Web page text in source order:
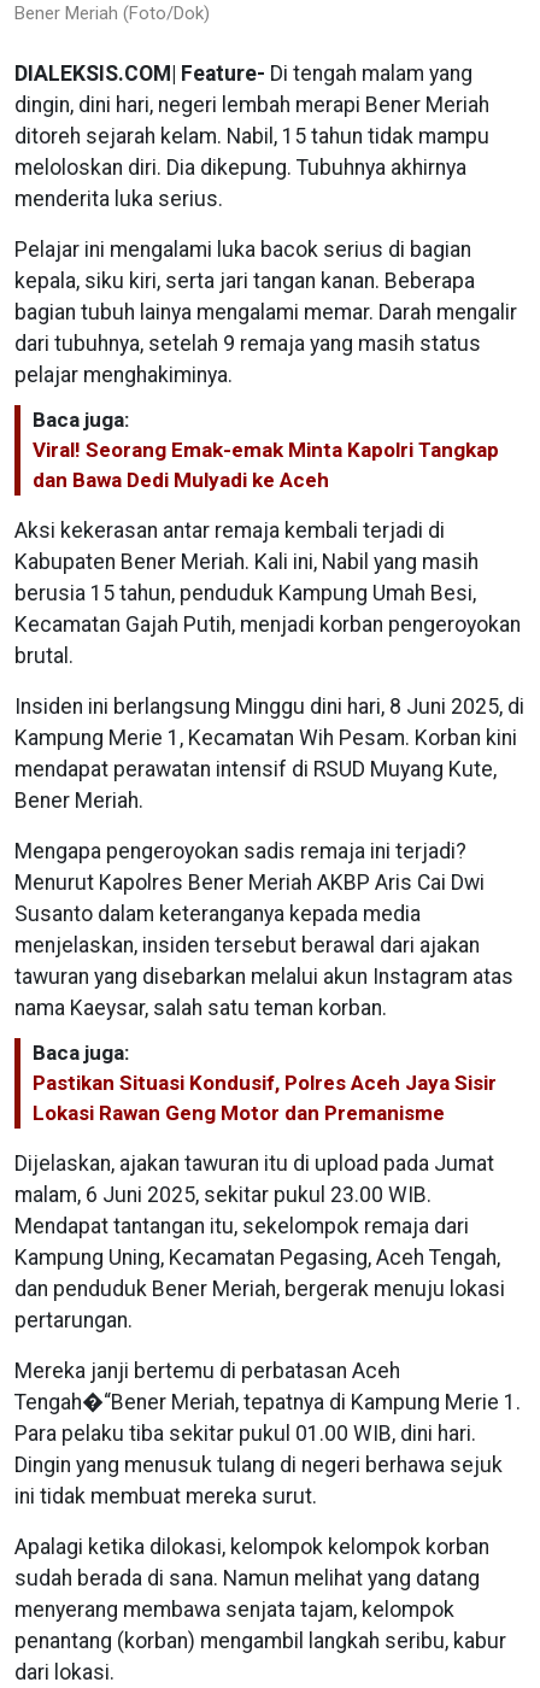
Bener Meriah (Foto/Dok)
DIALEKSIS.COM| Feature- Di tengah malam yang
dingin, dini hari, negeri lembah merapi Bener Meriah
ditoreh sejarah kelam. Nabil, 15 tahun tidak mampu
meloloskan diri. Dia dikepung. Tubuhnya akhirnya
menderita luka serius.
Pelajar ini mengalami luka bacok serius di bagian
kepala, siku kiri, serta jari tangan kanan. Beberapa
bagian tubuh lainya mengalami memar. Darah mengalir
dari tubuhnya, setelah 9 remaja yang masih status
pelajar menghakiminya.
Baca juga:
Viral! Seorang Emak-emak Minta Kapolri Tangkap
dan Bawa Dedi Mulyadi ke Aceh
Aksi kekerasan antar remaja kembali terjadi di
Kabupaten Bener Meriah. Kali ini, Nabil yang masih
berusia 15 tahun, penduduk Kampung Umah Besi,
Kecamatan Gajah Putih, menjadi korban pengeroyokan
brutal.
Insiden ini berlangsung Minggu dini hari, 8 Juni 2025, di
Kampung Merie 1, Kecamatan Wih Pesam. Korban kini
mendapat perawatan intensif di RSUD Muyang Kute,
Bener Meriah.
Mengapa pengeroyokan sadis remaja ini terjadi?
Menurut Kapolres Bener Meriah AKBP Aris Cai Dwi
Susanto dalam keteranganya kepada media
menjelaskan, insiden tersebut berawal dari ajakan
tawuran yang disebarkan melalui akun Instagram atas
nama Kaeysar, salah satu teman korban.
Baca juga:
Pastikan Situasi Kondusif, Polres Aceh Jaya Sisir
Lokasi Rawan Geng Motor dan Premanisme
Dijelaskan, ajakan tawuran itu di upload pada Jumat
malam, 6 Juni 2025, sekitar pukul 23.00 WIB.
Mendapat tantangan itu, sekelompok remaja dari
Kampung Uning, Kecamatan Pegasing, Aceh Tengah,
dan penduduk Bener Meriah, bergerak menuju lokasi
pertarungan.
Mereka janji bertemu di perbatasan Aceh
Tengah�“Bener Meriah, tepatnya di Kampung Merie 1.
Para pelaku tiba sekitar pukul 01.00 WIB, dini hari.
Dingin yang menusuk tulang di negeri berhawa sejuk
ini tidak membuat mereka surut.
Apalagi ketika dilokasi, kelompok kelompok korban
sudah berada di sana. Namun melihat yang datang
menyerang membawa senjata tajam, kelompok
penantang (korban) mengambil langkah seribu, kabur
dari lokasi.